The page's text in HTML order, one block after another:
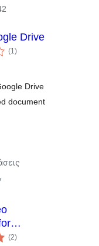
Drive
(1αξιολογήσεις
σύνολο
)
Drive
document
(2αξιολογήσεις
σύνολο
)